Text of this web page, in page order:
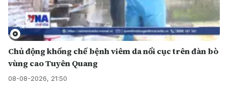
Chủ động khống chế bệnh viêm da nổi cục trên đàn bò
vùng cao Tuyên Quang
08-08-2026, 21:50